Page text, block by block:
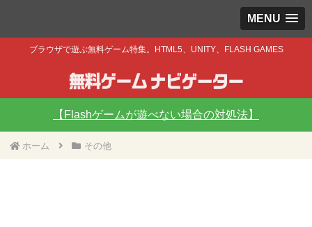
MENU
ブラウザで遊ぶ無料ゲーム特集。HTML5、UNITY、FLASH GAMES
【Flashゲームが遊べない場合の対処法】
ホーム その他